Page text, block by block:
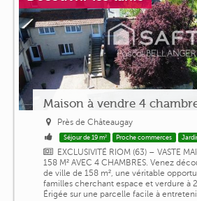
Maison à vendre 4
Près de Châteaugay
Séjour de 19 m² Proche commerces
EXCLUSIVITÉ RIOM (63) – VASTE
158 M² AVEC 4 CHAMBRES. Venez
de ville de 158 m², une véritable
familles cherchant espace et verdure à 2
Érigée sur une parcelle facile à